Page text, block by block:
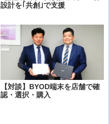
設計を｢共創｣で支援
【対談】BYOD端末を店舗で確
認・選択・購入